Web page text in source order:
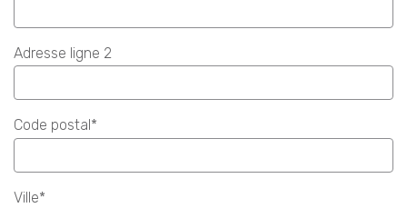
Adresse ligne 2
Code postal*
Ville*